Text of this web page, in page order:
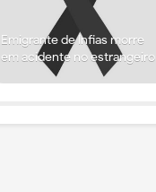
Emigrante de Infias morre
em acidente no estrangeiro